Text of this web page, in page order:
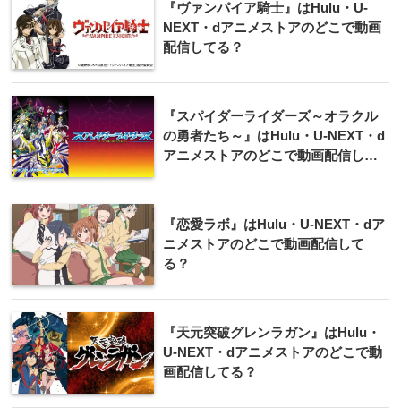
『ヴァンパイア騎士』はHulu・U-
NEXT・dアニメストアのどこで動画
配信してる？
『スパイダーライダーズ～オラクル
の勇者たち～』はHulu・U-NEXT・d
アニメストアのどこで動画配信して
『恋愛ラボ』はHulu・U-NEXT・dア
ニメストアのどこで動画配信して
る？
『天元突破グレンラガン』はHulu・
U-NEXT・dアニメストアのどこで動
画配信してる？